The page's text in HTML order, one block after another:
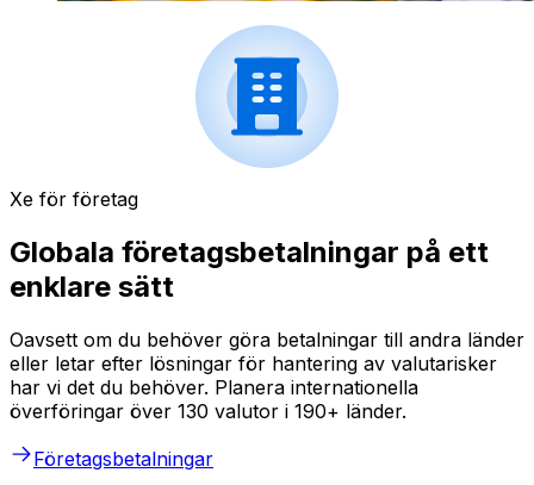
Xe för företag
Globala företagsbetalningar på ett
enklare sätt
Oavsett om du behöver göra betalningar till andra länder
eller letar efter lösningar för hantering av valutarisker
har vi det du behöver. Planera internationella
överföringar över 130 valutor i 190+ länder.
Företagsbetalningar